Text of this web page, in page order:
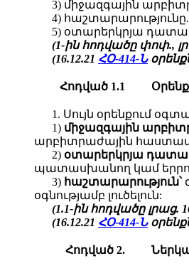
3) միջազգային
4) հաշտարարությունը.
5) օտարերկրյա
(1-ին հոդվածը փոփ.,
(16.12.21 ՀՕ-414-Ն
Հոդված 1.1
1. Սույն օրենքում
1) միջազգային
արբիտրաժային
2) օտարերկրյա
պատասխանող կամ
3) հաշտարարություն՝
օգնությամբ լուծելուն:
(1.1-ին հոդվածը լրաց.
(16.12.21 ՀՕ-414-Ն
Հոդված 2.